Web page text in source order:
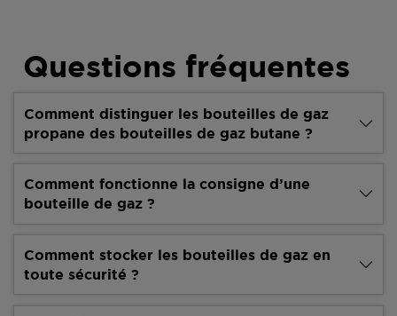
Questions fréquentes
Comment distinguer les bouteilles de gaz
propane des bouteilles de gaz butane ?
Comment fonctionne la consigne d’une
bouteille de gaz ?
Comment stocker les bouteilles de gaz en
toute sécurité ?